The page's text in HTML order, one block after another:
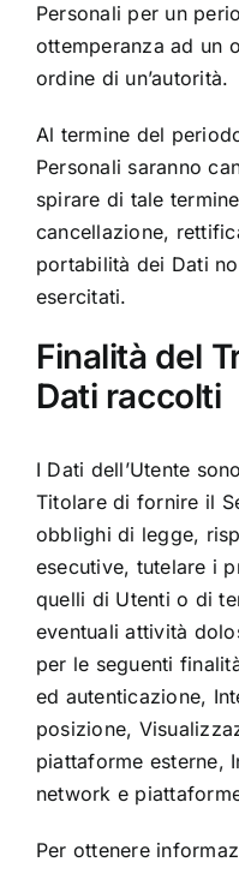
Personali per un
ottemperanza ad un
ordine di un’autorità.
Al termine del
Personali saranno
spirare di tale
cancellazione,
portabilità dei Dati
esercitati.
Finalità del
Dati raccolti
I Dati dell’Utente
Titolare di fornire il
obblighi di legge,
esecutive, tutelare i
quelli di Utenti o di
eventuali attività
per le seguenti
ed autenticazione,
posizione,
piattaforme esterne,
network e
Per ottenere